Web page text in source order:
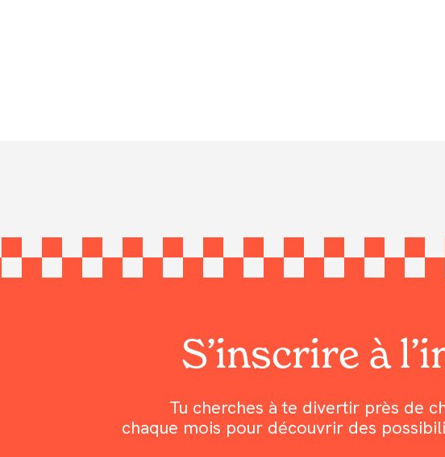
S’inscrire à
Tu cherches à te divertir près de
chaque mois pour découvrir des